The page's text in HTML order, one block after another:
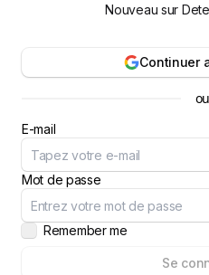
Nouveau sur
Continuer
ou
E-mail
Mot de passe
Remember me
Se